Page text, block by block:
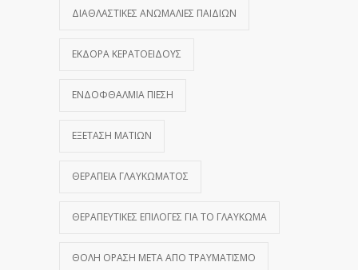
ΔΙΑΘΛΑΣΤΙΚΈΣ ΑΝΩΜΑΛΊΕΣ ΠΑΙΔΙΏΝ
ΕΚΔΟΡΆ ΚΕΡΑΤΟΕΙΔΟΎΣ
ΕΝΔΟΦΘΆΛΜΙΑ ΠΊΕΣΗ
ΕΞΈΤΑΣΗ ΜΑΤΙΏΝ
ΘΕΡΑΠΕΊΑ ΓΛΑΥΚΏΜΑΤΟΣ
ΘΕΡΑΠΕΥΤΙΚΈΣ ΕΠΙΛΟΓΈΣ ΓΙΑ ΤΟ ΓΛΑΎΚΩΜΑ
ΘΟΛΉ ΌΡΑΣΗ ΜΕΤΆ ΑΠΌ ΤΡΑΥΜΑΤΙΣΜΌ